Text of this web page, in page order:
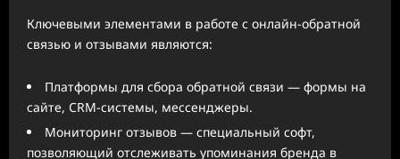
Ключевыми элементами в работе с онлайн-обратной
связью и отзывами являются:
Платформы для сбора обратной связи — формы на
сайте, CRM-системы, мессенджеры.
Мониторинг отзывов — специальный софт,
позволяющий отслеживать упоминания бренда в